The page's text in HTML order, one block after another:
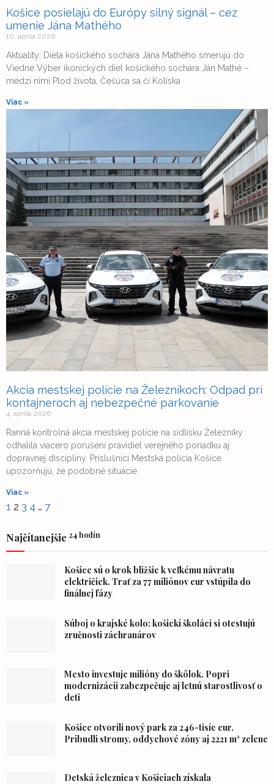
Košice posielajú do Európy silný signál – cez
umenie Jána Mathého
10. apríla 2026
Aktuality: Diela košického sochára Jána Mathého smerujú do
Viedne Výber ikonických diel košického sochára Ján Mathé –
medzi nimi Plod života, Češúca sa či Kolíska
Viac »
Akcia mestskej polície na Železníkoch: Odpad pri
kontajneroch aj nebezpečné parkovanie
4. apríla 2026
Ranná kontrolná akcia mestskej polície na sídlisku Železníky
odhalila viacero porušení pravidiel verejného poriadku aj
dopravnej disciplíny. Príslušníci Mestská polícia Košice
upozorňujú, že podobné situácie
Viac »
1 2 3 4 … 7
Najčítanejšie 24 hodín
Košice sú o krok bližšie k veľkému návratu
električiek. Trať za 77 miliónov eur vstúpila do
finálnej fázy
Súboj o krajské kolo: košickí školáci si otestujú
zručnosti záchranárov
Mesto investuje milióny do škôlok. Popri
modernizácii zabezpečuje aj letnú starostlivosť o
deti
Košice otvorili nový park za 246-tisíc eur.
Pribudli stromy, oddychové zóny aj 2221 m² zelene
Detská železnica v Košiciach získala